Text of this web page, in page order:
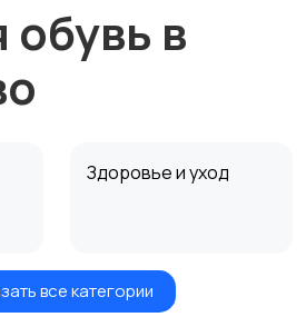
обувь в
Здоровье и уход
Детские коляски
все категории